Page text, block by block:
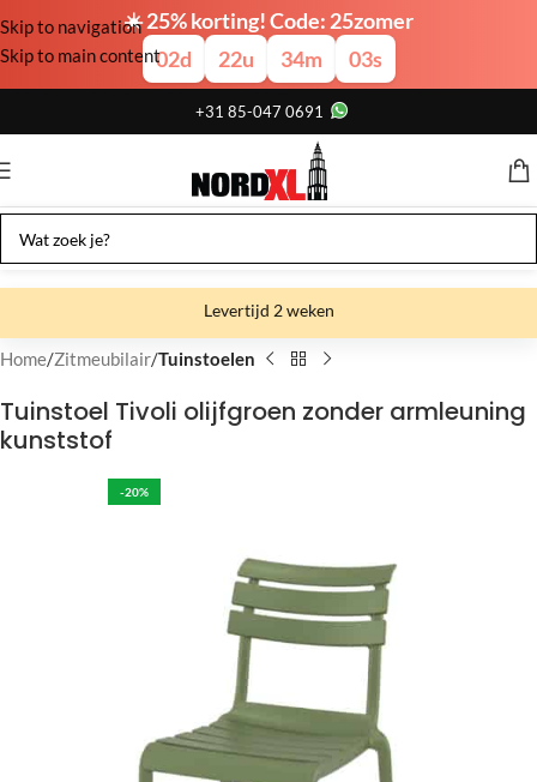
☀️ 25% korting! Code: 25zomer
02d 22u 34m 03s
Skip to navigation
Skip to main content
+31 85-047 0691
Levertijd 2 weken
Gratis verzending
Gratis afhalen
Home Zitmeubilair Tuinstoelen
Tuinstoel Tivoli olijfgroen zonder armleuning
kunststof
-20%